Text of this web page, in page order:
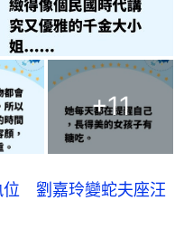
+11
位 劉嘉玲變蛇夫座汪